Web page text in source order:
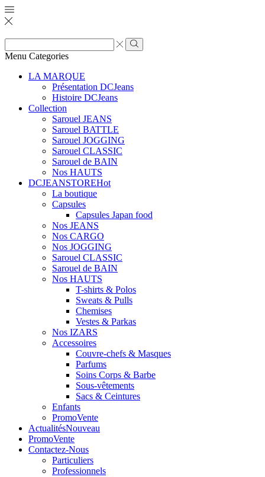
Zone
de
Rechercher
Menu Categories
LA MARQUE
Présentation DCJeans
Histoire DCJeans
Collection
Sarouel JEANS
Sarouel BATTLE
Sarouel JOGGING
Sarouel CLASSIC
Sarouel de BAIN
Nos HAUTS
DCJEANSTOREHot
La boutique
Capsules
Capsules Japan food
Nos JEANS
Nos CARGO
Nos JOGGING
Sarouel CLASSIC
Sarouel de BAIN
Nos HAUTS
T-shirts & Polos
Sweats & Pulls
Chemises
Vestes & Parkas
Nos IZARS
Accessoires
Couvre-chefs & Masques
Parfums
Soins Corps & Barbe
Sous-vêtements
Sacs & Ceintures
Enfants
PromoVente
ActualitésNouveau
PromoVente
Contactez-Nous
Particuliers
Professionnels